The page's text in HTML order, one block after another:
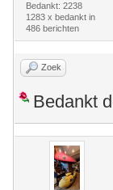
Bedankt: 2238
1283 x bedankt in
486 berichten
Zoek
Bedankt